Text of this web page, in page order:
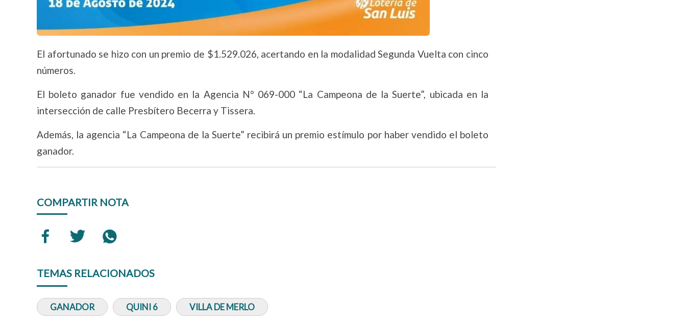
El afortunado se hizo con un premio de $1.529.026, acertando en la modalidad Segunda Vuelta con cinco
números.
El boleto ganador fue vendido en la Agencia N° 069-000 “La Campeona de la Suerte”, ubicada en la
intersección de calle Presbítero Becerra y Tissera.
Además, la agencia “La Campeona de la Suerte” recibirá un premio estímulo por haber vendido el boleto
ganador.
COMPARTIR NOTA
TEMAS RELACIONADOS
GANADOR QUINI 6 VILLA DE MERLO